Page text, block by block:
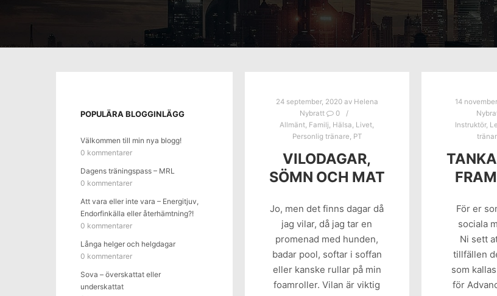
24 september, 2020av Helena
Nybratt
0
Allmänt, Familj, Hälsa, Livet,
Personlig tränare, PT
VILODAGAR,
SÖMN OCH MAT
Jo, men det finns dagar då
jag vilar, då jag tar en
promenad med hunden,
badar pool, softar i soffan
eller kanske rullar på min
foamroller. Vilan är viktig
14
Instruktör,
För er
sociala
Ni sett
tillfällen
som
för
POPULÄRA BLOGGINLÄGG
Välkommen till min nya blogg!
0 kommentarer
Dagens träningspass – MRL
0 kommentarer
Att vara eller inte vara – Energitjuv,
Endorfinkälla eller återhämtning?!
0 kommentarer
Långa helger och helgdagar
0 kommentarer
Sova – överskattat eller
underskattat